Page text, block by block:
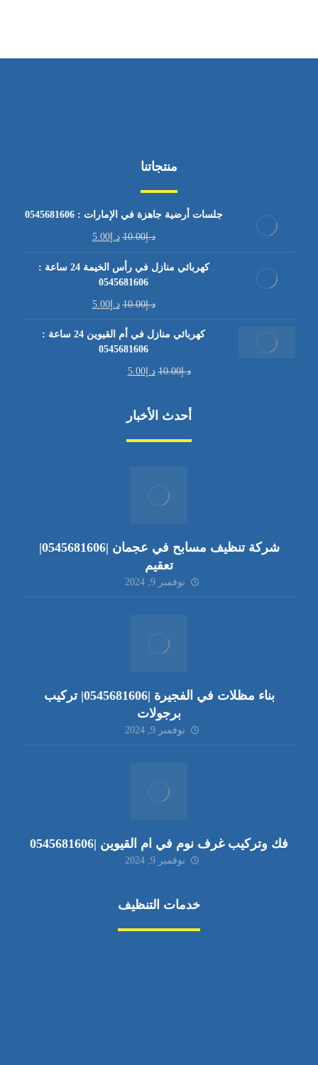
منتجاتنا
جلسات أرضية جاهزة في الإمارات : 0545681606
د.إ10.00 د.إ5.00
كهربائي منازل في رأس الخيمة 24 ساعة :
0545681606
د.إ10.00 د.إ5.00
كهربائي منازل في أم القيوين 24 ساعة :
0545681606
د.إ10.00 د.إ5.00
أحدث الأخبار
شركة تنظيف مسابح في عجمان |0545681606|
تعقيم
نوفمبر 9, 2024
بناء مظلات في الفجيرة |0545681606| تركيب
برجولات
نوفمبر 9, 2024
فك وتركيب غرف نوم في ام القيوين |0545681606
نوفمبر 9, 2024
خدمات التنظيف